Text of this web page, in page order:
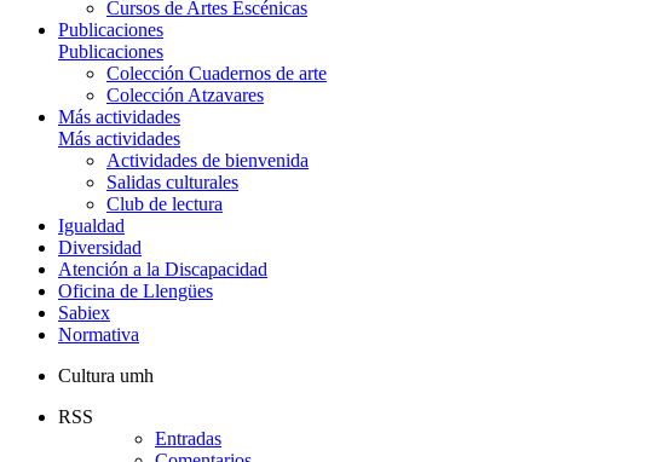
Cursos de Artes Escénicas
Publicaciones
Publicaciones
Colección Cuadernos de arte
Colección Atzavares
Más actividades
Más actividades
Actividades de bienvenida
Salidas culturales
Club de lectura
Igualdad
Diversidad
Atención a la Discapacidad
Oficina de Llengües
Sabiex
Normativa
Cultura umh
RSS
Entradas